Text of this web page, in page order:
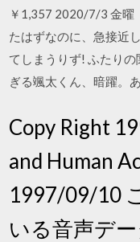
￥1,357 2020/7/3 金曜
たはずなのに、急接近
てしまうりず! ふたり
ぎる颯太くん、暗躍。
Copy Right
and Human
1997/09/10
いる音声デ